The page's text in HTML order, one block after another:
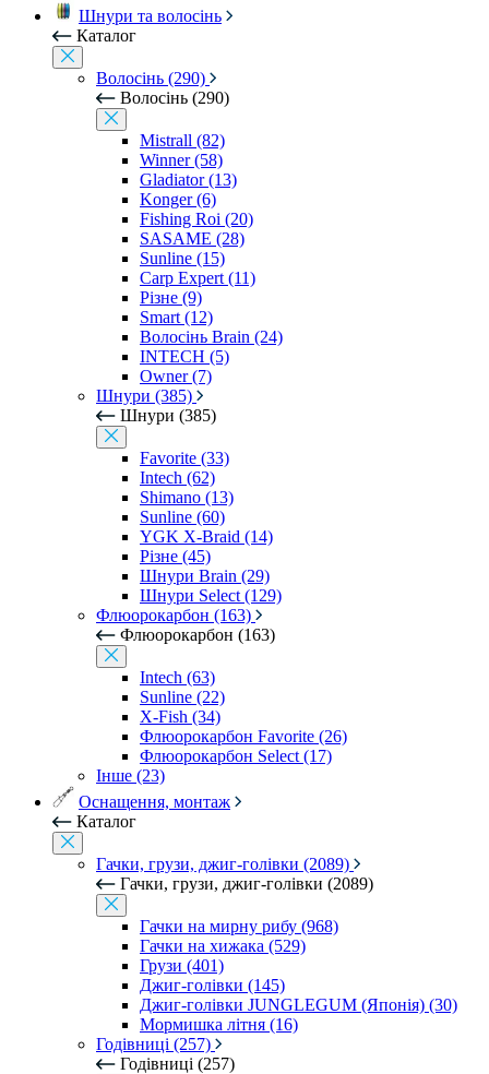
Шнури та волосінь
Каталог
Волосінь (290)
Волосінь (290)
Mistrall (82)
Winner (58)
Gladiator (13)
Konger (6)
Fishing Roi (20)
SASAME (28)
Sunline (15)
Carp Expert (11)
Різне (9)
Smart (12)
Волосінь Brain (24)
INTECH (5)
Owner (7)
Шнури (385)
Шнури (385)
Favorite (33)
Intech (62)
Shimano (13)
Sunline (60)
YGK X-Braid (14)
Різне (45)
Шнури Brain (29)
Шнури Select (129)
Флюорокарбон (163)
Флюорокарбон (163)
Intech (63)
Sunline (22)
X-Fish (34)
Флюорокарбон Favorite (26)
Флюорокарбон Select (17)
Інше (23)
Оснащення, монтаж
Каталог
Гачки, грузи, джиг-голівки (2089)
Гачки, грузи, джиг-голівки (2089)
Гачки на мирну рибу (968)
Гачки на хижака (529)
Грузи (401)
Джиг-голівки (145)
Джиг-голівки JUNGLEGUM (Японія) (30)
Мормишка літня (16)
Годівниці (257)
Годівниці (257)